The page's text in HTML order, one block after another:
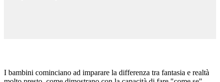
I bambini cominciano ad imparare la differenza tra fantasia e realtà